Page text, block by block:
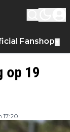
Fanshop
op 19
17:20